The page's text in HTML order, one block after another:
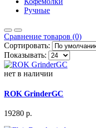
Ручные
Сравнение товаров (0)
Сортировать:
Показывать:
нет в наличии
ROK GrinderGC
19280 р.